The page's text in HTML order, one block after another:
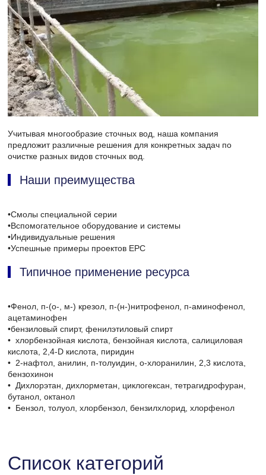
Учитывая многообразие сточных вод, наша компания
предложит различные решения для конкретных задач по
очистке разных видов сточных вод.
Наши преимущества
•Смолы специальной серии
•Вспомогательное оборудование и системы
•Индивидуальные решения
•Успешные примеры проектов EPC
Типичное применение ресурса
•Фенол, п-(о-, м-) крезол, п-(н-)нитрофенол, п-аминофенол,
ацетаминофен
•бензиловый спирт, фенилэтиловый спирт
•хлорбензойная кислота, бензойная кислота, салициловая
кислота, 2,4-D кислота, пиридин
• 2-нафтол, анилин, п-толуидин, о-хлоранилин, 2,3 кислота,
бензохинон
• Дихлорэтан, дихлорметан, циклогексан, тетрагидрофуран,
бутанол, октанол
• Бензол, толуол, хлорбензол, бензилхлорид, хлорфенол
Список категорий